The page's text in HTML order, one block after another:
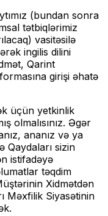
(bundan sonra
tətbiqlərimiz
vasitəsilə
ingilis dilini
Qarint
girişi əhatə
üçün yetkinlik
olmalısınız. Əgər
ananız və ya
Qaydaları sizin
istifadəyə
təqdim
Xidmətdən
Məxfilik Siyasətinin